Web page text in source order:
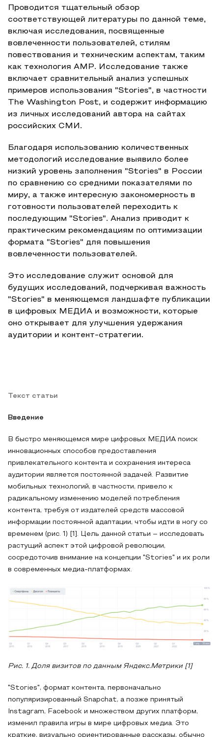
Проводится тщательный обзор
соответствующей литературы по данной теме,
включая исследования, посвященные
вовлеченности пользователей, стилям
повествования и техническим аспектам, таким
как технология AMP. Исследование также
включает сравнительный анализ успешных
примеров использования "Stories", в частности
The Washington Post, и содержит информацию
из личных исследований автора на сайтах
российских СМИ.
Благодаря использованию количественных
методологий исследование выявило более
низкий уровень заполнения "Stories" в России
по сравнению со средними показателями по
миру, а также интересную закономерность в
готовности пользователей переходить к
последующим "Stories". Анализ приводит к
практическим рекомендациям по оптимизации
формата "Stories" для повышения
вовлеченности пользователей.
Это исследование служит основой для
будущих исследований, подчеркивая важность
"Stories" в меняющемся ландшафте публикации
в цифровых МЕДИА и возможности, которые
оно открывает для улучшения удержания
аудитории и контент-стратегии.
Текст статьи
Введение
В быстро меняющемся мире цифровых МЕДИА поиск
инновационных способов предоставления
привлекательного контента и сохранения интереса
аудитории является постоянной задачей. Развитие
мобильных технологий, в частности, привело к
радикальному изменению моделей потребления
контента, требуя от издателей средств массовой
информации постоянной адаптации, чтобы идти в ногу со
временем (рис. 1) [1]. Цель данной статьи – исследовать
растущий аспект этой цифровой революции,
сосредоточив внимание на концепции "Stories" и их роли
в современных медиа-платформах.
Рис. 1. Доля визитов по данным Яндекс.Метрики [1]
"Stories", формат контента, первоначально
популяризированный Snapchat, а позже принятый
Instagram, Facebook и множеством других платформ,
изменил правила игры в мире цифровых медиа. Это
краткие, визуально ориентированные рассказы, обычно